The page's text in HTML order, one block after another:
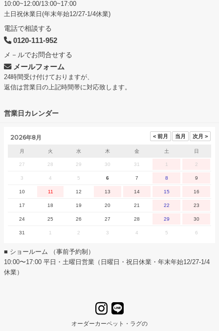
10:00~12:00/13:00~17:00
土日祝休業日(年末年始12/27-1/4休業)
電話で相談する
0120-111-952
メ－ルでお問合せする
メールフォーム
24時間受け付けておりますが、
返信は営業日の上記時間帯に対応致します。
営業日カレンダー
2026年8月
月 火 水 木 金 土 日
27 28 29 30 31 1 2
3 4 5 6 7 8 9
10 11 12 13 14 15 16
17 18 19 20 21 22 23
24 25 26 27 28 29 30
31 1 2 3 4 5 6
■ ショールーム （事前予約制）
10:00〜17:00 平日・土曜日営業（日曜日・祝日休業・年末年始12/27-1/4
休業）
オーダーカーペット・ラグの